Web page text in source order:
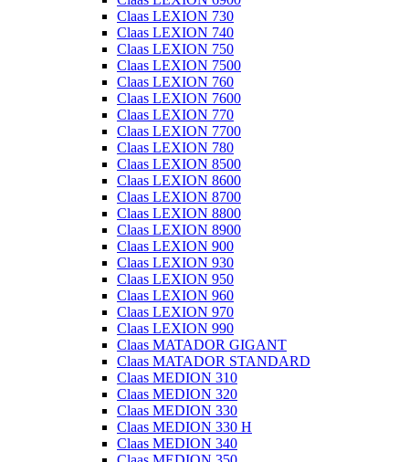
Claas LEXION 730
Claas LEXION 740
Claas LEXION 750
Claas LEXION 7500
Claas LEXION 760
Claas LEXION 7600
Claas LEXION 770
Claas LEXION 7700
Claas LEXION 780
Claas LEXION 8500
Claas LEXION 8600
Claas LEXION 8700
Claas LEXION 8800
Claas LEXION 8900
Claas LEXION 900
Claas LEXION 930
Claas LEXION 950
Claas LEXION 960
Claas LEXION 970
Claas LEXION 990
Claas MATADOR GIGANT
Claas MATADOR STANDARD
Claas MEDION 310
Claas MEDION 320
Claas MEDION 330
Claas MEDION 330 H
Claas MEDION 340